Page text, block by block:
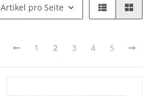
Artikel pro Seite
1 2 3 4 5